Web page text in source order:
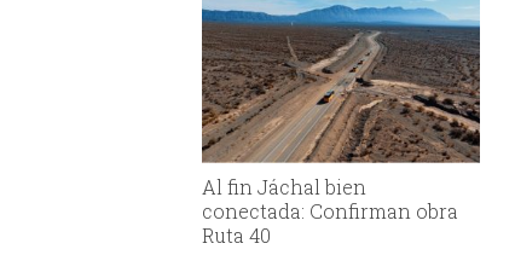
Al fin Jáchal bien
conectada: Confirman obra
Ruta 40